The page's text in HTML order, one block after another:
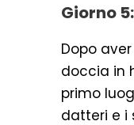
Giorno
Dopo
doccia in
primo
datteri e i